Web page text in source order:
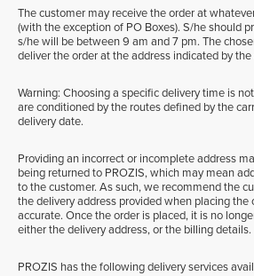
The customer may receive the order at
(with the exception of PO Boxes). S/he should
s/he will be between 9 am and 7 pm. The
deliver the order at the address indicated by the
Warning: Choosing a specific delivery time is
are conditioned by the routes defined by the
delivery date.
Providing an incorrect or incomplete address
being returned to PROZIS, which may mean
to the customer. As such, we recommend the
the delivery address provided when placing the
accurate. Once the order is placed, it is no
either the delivery address, or the billing details.
PROZIS has the following delivery services